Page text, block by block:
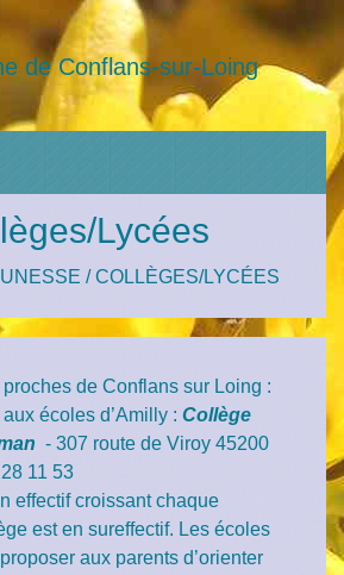
Lycées
/COLLÈGES/LYCÉES
proches de Conflans sur Loing :
écoles d’Amilly : Collège
- 307 route de Viroy 45200
11 53
effectif croissant chaque
est en sureffectif. Les écoles
aux parents d’orienter